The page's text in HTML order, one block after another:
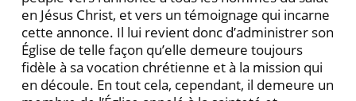
en Jésus Christ, et vers un témoignage qui incarne
cette annonce. Il lui revient donc d’administrer son
Église de telle façon qu’elle demeure toujours
fidèle à sa vocation chrétienne et à la mission qui
en découle. En tout cela, cependant, il demeure un